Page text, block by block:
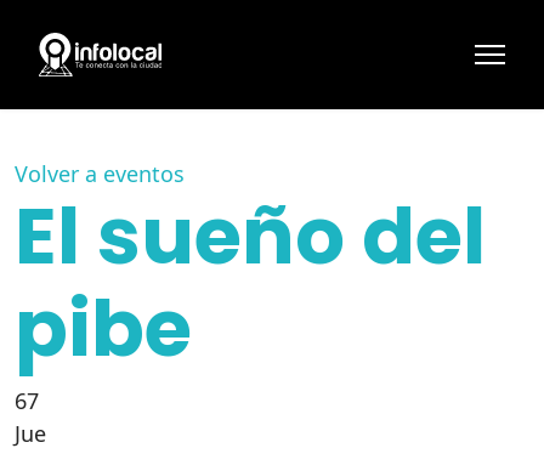
Volver a eventos
El sueño del
pibe
67
Jue